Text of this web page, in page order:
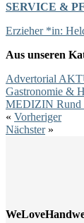
SERVICE &
Erzieher *in:
Aus unseren
Advertorial
Gastronomie &
MEDIZIN Rund
« Vorheriger
Nächster»